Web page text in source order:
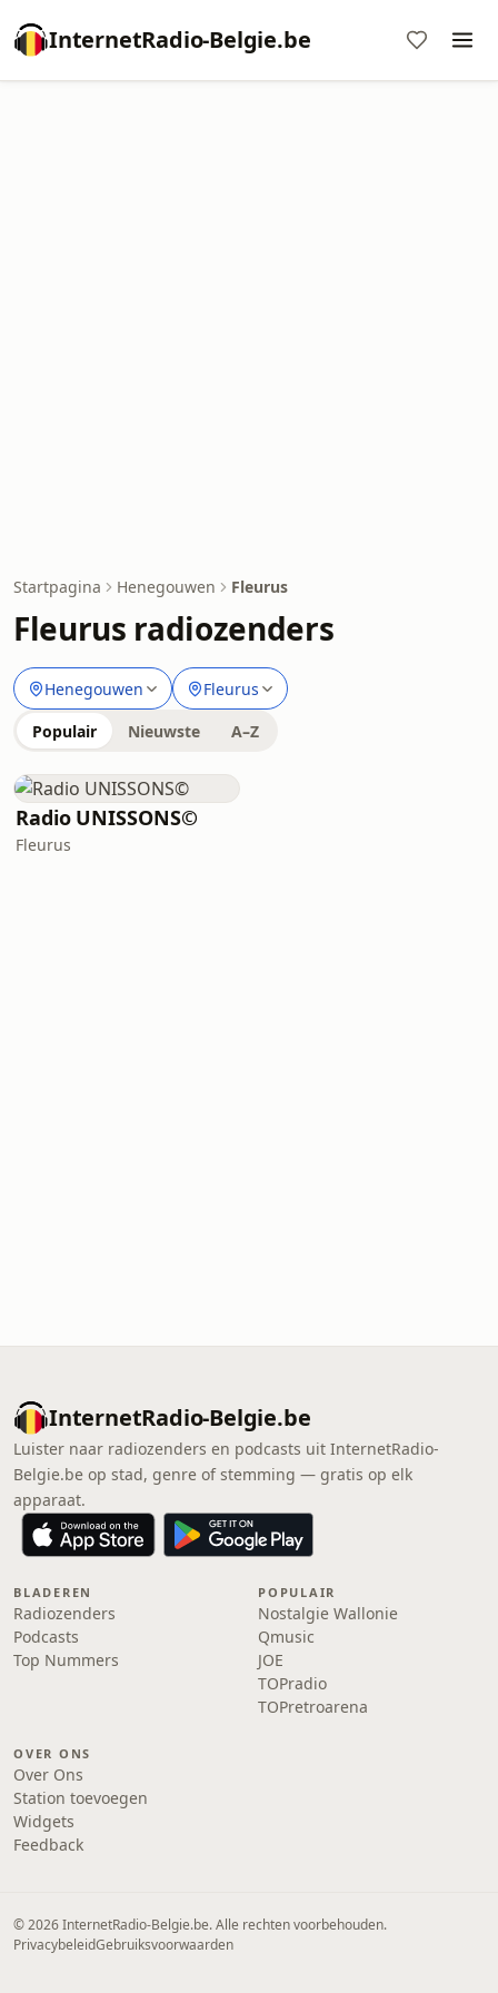
InternetRadio-Belgie.be
Startpagina Henegouwen Fleurus
Fleurus radiozenders
Henegouwen Fleurus
Populair Nieuwste A–Z
Radio UNISSONS©
Fleurus
InternetRadio-Belgie.be
Luister naar radiozenders en podcasts uit InternetRadio-
Belgie.be op stad, genre of stemming — gratis op elk
apparaat.
BLADEREN
Radiozenders
Podcasts
Top Nummers
POPULAIR
Nostalgie Wallonie
Qmusic
JOE
TOPradio
TOPretroarena
OVER ONS
Over Ons
Station toevoegen
Widgets
Feedback
© 2026 InternetRadio-Belgie.be. Alle rechten voorbehouden.
PrivacybeleidGebruiksvoorwaarden